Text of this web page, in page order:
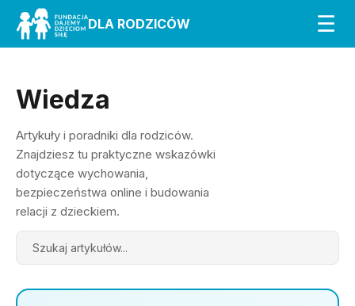
DLA RODZICÓW ☰
Wiedza
Artykuły i poradniki dla rodziców.
Znajdziesz tu praktyczne wskazówki
dotyczące wychowania,
bezpieczeństwa online i budowania
relacji z dzieckiem.
Search